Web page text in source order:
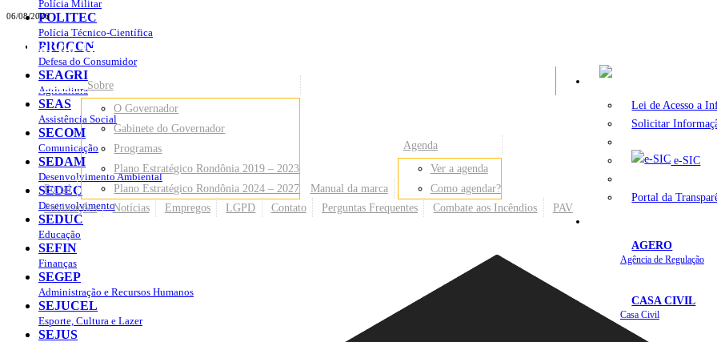
06/08/2026
Portal do Governo do
Governode Rondônia
Lei de Acesso a
Solicitar
e-SIC
Portal da
AGERO
Agência de Regulação
CASA CIVIL
Casa Civil
Portal
Sobre
O Governador
Gabinete do Governador
Programas
Plano Estratégico Rondônia 2019 – 2023
Plano Estratégico Rondônia 2024 – 2027
Manual da marca
Agenda
Ver a agenda
Como agendar?
Publicações
Notícias Empregos LGPD Contato Perguntas Frequentes Combate aos Incêndios PAV
Polícia Militar
POLITEC
Polícia Técnico-Científica
PROCON
Defesa do Consumidor
SEAGRI
Agricultura
SEAS
Assistência Social
SECOM
Comunicação
SEDAM
Desenvolvimento Ambiental
SEDEC
Desenvolvimento
SEDUC
Educação
SEFIN
Finanças
SEGEP
Administração e Recursos Humanos
SEJUCEL
Esporte, Cultura e Lazer
SEJUS